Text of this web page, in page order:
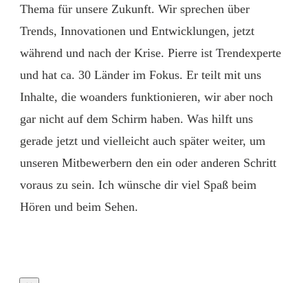
Thema für unsere Zukunft. Wir sprechen über
Trends, Innovationen und Entwicklungen, jetzt
während und nach der Krise. Pierre ist Trendexperte
und hat ca. 30 Länder im Fokus. Er teilt mit uns
Inhalte, die woanders funktionieren, wir aber noch
gar nicht auf dem Schirm haben. Was hilft uns
gerade jetzt und vielleicht auch später weiter, um
unseren Mitbewerbern den ein oder anderen Schritt
voraus zu sein. Ich wünsche dir viel Spaß beim
Hören und beim Sehen.